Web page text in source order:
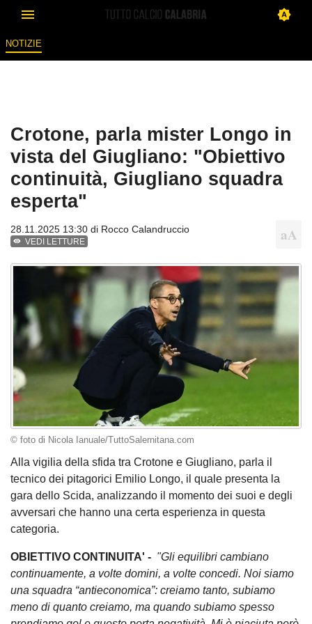
NOTIZIE
Crotone, parla mister Longo in
vista del Giugliano: "Obiettivo
continuità, Giugliano squadra
esperta"
28.11.2025 13:30 di Rocco Calandruccio
VEDI LETTURE
© foto di Nicola Ianuale/TuttoSalernitana.com
Alla vigilia della sfida tra Crotone e Giugliano, parla il
tecnico dei pitagorici Emilio Longo, il quale presenta la
gara dello Scida, analizzando il momento dei suoi e degli
avversari che hanno una certa esperienza in questa
categoria.
OBIETTIVO CONTINUITA' - "Gli equilibri cambiano
continuamente, a volte domini, a volte concedi. Noi siamo
una squadra “antieconomica”: creiamo tanto, subiamo
meno di quanto creiamo, ma quando subiamo spesso